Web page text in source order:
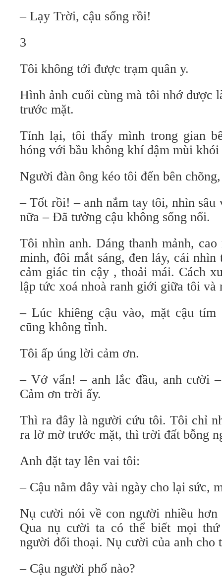
– Lạy Trời, cậu sống rồi!
3
Tôi không tới được trạm quân y.
Hình ảnh cuối cùng mà tôi nhớ được
trước mặt.
Tỉnh lại, tôi thấy mình trong gian
hóng với bầu không khí đậm mùi
Người đàn ông kéo tôi đến bên
– Tốt rồi! – anh nắm tay tôi, nhìn sâu
nữa – Đã tưởng cậu không sống nổi.
Tôi nhìn anh. Dáng thanh mảnh,
minh, đôi mắt sáng, đen láy, cái nhìn
cảm giác tin cậy , thoải mái. Cách
lập tức xoá nhoà ranh giới giữa tôi và
– Lúc khiêng cậu vào, mặt cậu tím
cũng không tỉnh.
Tôi ấp úng lời cảm ơn.
– Vớ vẩn! – anh lắc đầu, anh cười
Cảm ơn trời ấy.
Thì ra đây là người cứu tôi. Tôi chỉ
ra lờ mờ trước mặt, thì trời đất bỗng
Anh đặt tay lên vai tôi:
– Cậu nằm đây vài ngày cho lại sức,
Nụ cười nói về con người nhiều hơn
Qua nụ cười ta có thể biết mọi
người đối thoại. Nụ cười của anh cho
– Cậu người phố nào?